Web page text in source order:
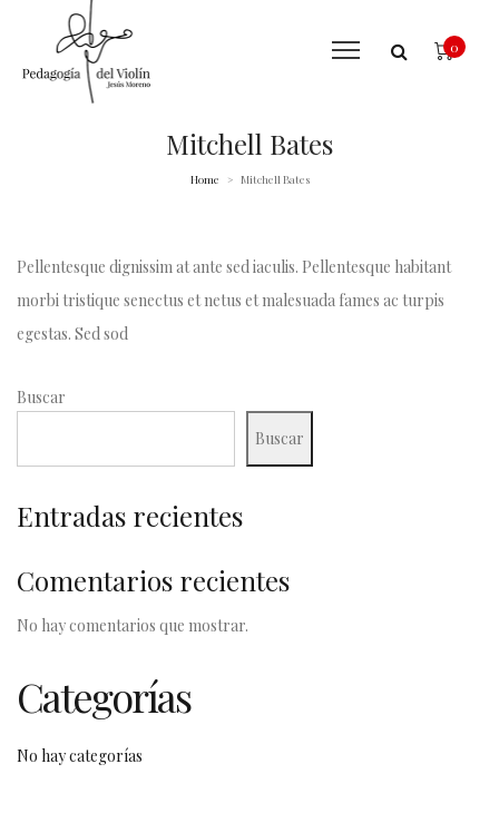
0
Mitchell Bates
Home > Mitchell Bates
Pellentesque dignissim at ante sed iaculis. Pellentesque habitant
morbi tristique senectus et netus et malesuada fames ac turpis
egestas. Sed sod
Buscar
Buscar
Entradas recientes
Comentarios recientes
No hay comentarios que mostrar.
Categorías
No hay categorías